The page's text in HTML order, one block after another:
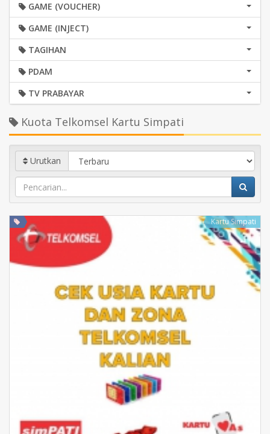
GAME (VOUCHER)
GAME (INJECT)
TAGIHAN
PDAM
TV PRABAYAR
Kuota Telkomsel Kartu Simpati
Urutkan
Kartu Simpati